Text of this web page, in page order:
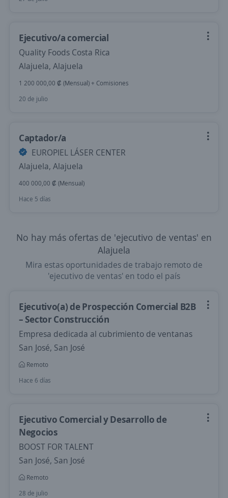
Ejecutivo/a comercial
Quality Foods Costa Rica
Alajuela, Alajuela
1 200 000,00 ₡ (Mensual) + Comisiones
20 de julio
Captador/a
EUROPIEL LÁSER CENTER
Alajuela, Alajuela
400 000,00 ₡ (Mensual)
Hace 5 días
No hay más ofertas de 'ejecutivo de ventas' en
Alajuela
Mira estas oportunidades de trabajo remoto de
'ejecutivo de ventas' en todo el país
Ejecutivo(a) de Prospección Comercial B2B
– Sector Construcción
Empresa dedicada al cubrimiento de ventanas
San José, San José
Remoto
Hace 6 días
Ejecutivo Comercial y Desarrollo de
Negocios
BOOST FOR TALENT
San José, San José
Remoto
28 de julio